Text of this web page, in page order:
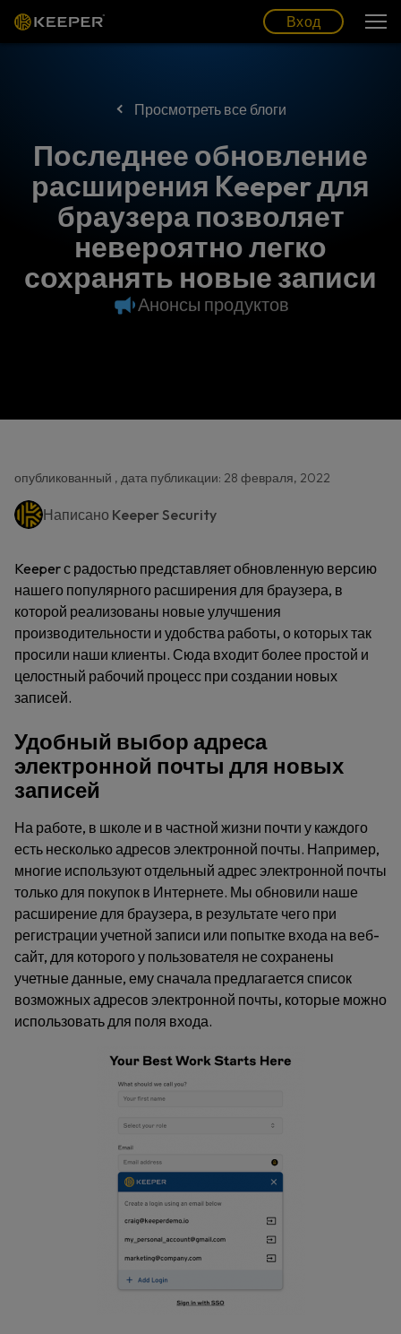
Вход
Просмотреть все блоги
Последнее обновление
расширения Keeper для
браузера позволяет
невероятно легко
сохранять новые записи
Анонсы продуктов
опубликованный , дата публикации: 28 февраля, 2022
Написано Keeper Security
Keeper с радостью представляет обновленную версию
нашего популярного расширения для браузера, в
которой реализованы новые улучшения
производительности и удобства работы, о которых так
просили наши клиенты. Сюда входит более простой и
целостный рабочий процесс при создании новых
записей.
Удобный выбор адреса
электронной почты для новых
записей
На работе, в школе и в частной жизни почти у каждого
есть несколько адресов электронной почты. Например,
многие используют отдельный адрес электронной почты
только для покупок в Интернете. Мы обновили наше
расширение для браузера, в результате чего при
регистрации учетной записи или попытке входа на веб-
сайт, для которого у пользователя не сохранены
учетные данные, ему сначала предлагается список
возможных адресов электронной почты, которые можно
использовать для поля входа.